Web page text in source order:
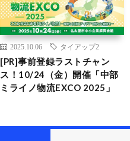
2025.10.06 タイアップ2
[PR]事前登録ラストチャン
ス！10/24（金）開催「中部
ミライノ物流EXCO 2025」